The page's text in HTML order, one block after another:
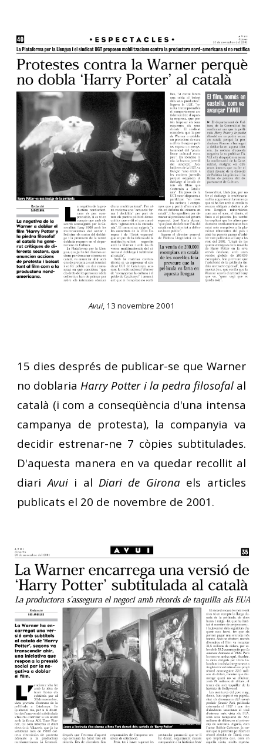
Avui, 13 novembre 2001
15 dies després de publicar-se que Warner
no doblariaHarry Potter i la pedra filosofalal
català (i com a conseqüència d'una intensa
campanya de protesta), la companyia va
decidir estrenar-ne 7 còpies subtitulades.
D'aquesta manera en va quedar recollit al
diariAvuii alDiari de Girona els articles
publicats el 20 de novembre de 2001.